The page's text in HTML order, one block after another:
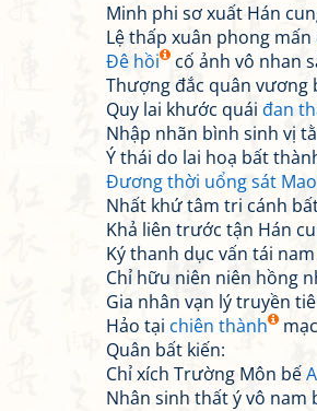
Minh phi sơ xuất Hán
Lệ thấp xuân phong
Đê hồi
cố ảnh vô nhan
Thượng đắc quân vương
Quy lai khước quái đan
Nhập nhãn bình sinh vị
Ý thái do lai hoạ bất
Đương thời uổng sát
Nhất khứ tâm tri cánh
Khả liên trước tận Hán
Ký thanh dục vấn tái
Chỉ hữu niên niên hồng
Gia nhân vạn lý truyền
Hảo tại chiên thành
Quân bất kiến:
Chỉ xích Trường Môn bế
Nhân sinh thất ý vô nam